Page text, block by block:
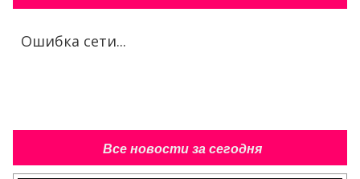
Ошибка сети...
Все новости за сегодня